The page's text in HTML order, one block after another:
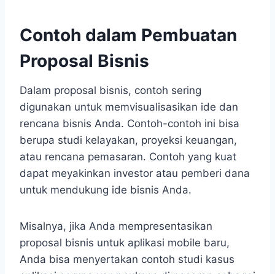
Contoh dalam Pembuatan
Proposal Bisnis
Dalam proposal bisnis, contoh sering
digunakan untuk memvisualisasikan ide dan
rencana bisnis Anda. Contoh-contoh ini bisa
berupa studi kelayakan, proyeksi keuangan,
atau rencana pemasaran. Contoh yang kuat
dapat meyakinkan investor atau pemberi dana
untuk mendukung ide bisnis Anda.
Misalnya, jika Anda mempresentasikan
proposal bisnis untuk aplikasi mobile baru,
Anda bisa menyertakan contoh studi kasus